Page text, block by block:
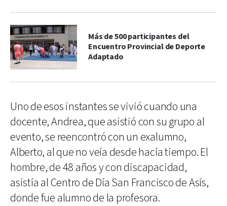
Más de 500 participantes del
Encuentro Provincial de Deporte
Adaptado
Uno de esos instantes se vivió cuando una
docente, Andrea, que asistió con su grupo al
evento, se reencontró con un exalumno,
Alberto, al que no veía desde hacía tiempo. El
hombre, de 48 años y con discapacidad,
asistía al Centro de Día San Francisco de Asís,
donde fue alumno de la profesora.